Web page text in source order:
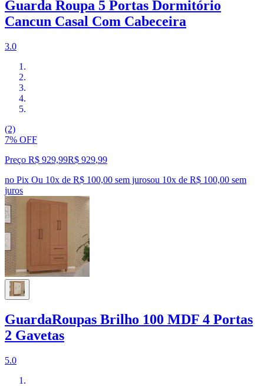
Guarda Roupa 5 Portas Dormitório
Cancun Casal Com Cabeceira
3.0
(2)
7% OFF
Preço R$ 929,99R$ 929,99
no Pix Ou 10x de R$ 100,00 sem jurosou 10x de R$ 100,00 sem
juros
GuardaRoupas Brilho 100 MDF 4 Portas
2 Gavetas
5.0